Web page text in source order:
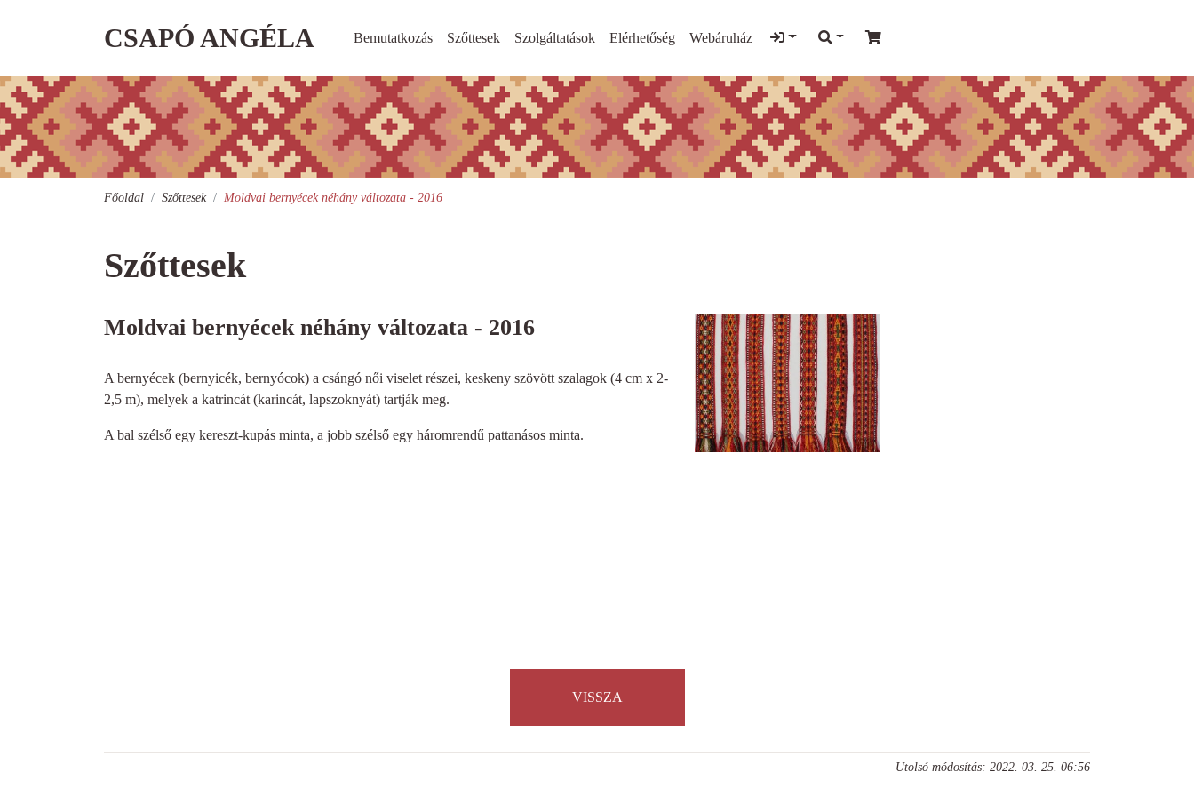
CSAPÓ ANGÉLA Bemutatkozás Szőttesek Szolgáltatások Elérhetőség Webáruház
Főoldal Szőttesek Moldvai bernyécek néhány változata - 2016
Szőttesek
Moldvai bernyécek néhány változata - 2016
A bernyécek (bernyicék, bernyócok) a csángó női viselet részei, keskeny szövött szalagok (4 cm x 2-
2,5 m), melyek a katrincát (karincát, lapszoknyát) tartják meg.
A bal szélső egy kereszt-kupás minta, a jobb szélső egy háromrendű pattanásos minta.
VISSZA
Utolsó módosítás: 2022. 03. 25. 06:56